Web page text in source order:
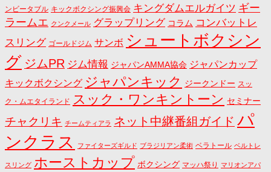
ンビータブル キックボクシング振興会 キングダムエルガイツ ギー
ラームエ クンクメール グラップリング コラム コンバットレ
スリング ゴールドジム サンボ シュートボクシン
グ ジムPR ジム情報 ジャパンAMMA協会 ジャパンカップ
キックボクシング ジャパンキック ジークンドー スッ
ク・ムエタイランド スック・ワンキントーン セミナー
チャクリキ チームティアラ ネット中継番組ガイド パ
ンクラス
ファイターズギルド ブラジリアン柔術 ベラトール ベルトレ
スリング ホーストカップ ボクシング マッハ祭り マリオンアパ